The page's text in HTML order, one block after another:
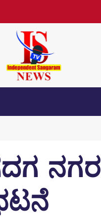
ನಗರ